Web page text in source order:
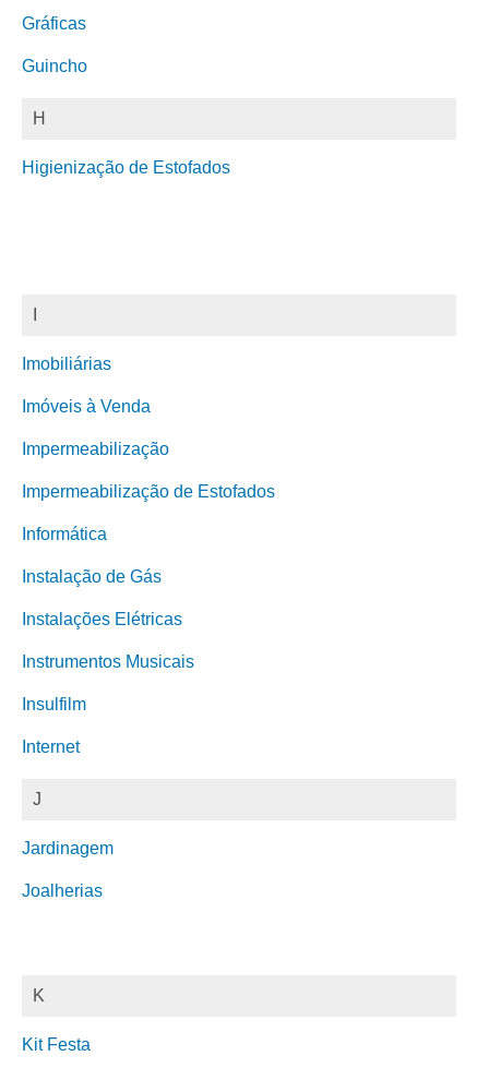
Gráficas
Guincho
H
Higienização de Estofados
Imobiliárias
Imóveis à Venda
Impermeabilização
Impermeabilização de Estofados
Informática
Instalação de Gás
Instalações Elétricas
Instrumentos Musicais
Insulfilm
Internet
J
Jardinagem
Joalherias
K
Kit Festa